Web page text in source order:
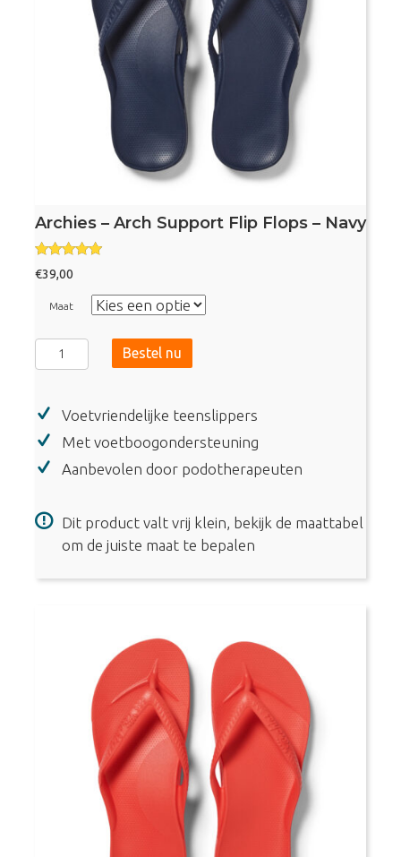
Archies – Arch Support Flip Flops – Navy
Gewaardeer
d
uit 5
€39,00
Maat
Archies
-
Support
Flip
Flops
aantal
Bestel nu
Voetvriendelijke teenslippers
Met voetboogondersteuning
Aanbevolen door podotherapeuten
Dit product valt vrij klein, bekijk de maattabel
om de juiste maat te bepalen